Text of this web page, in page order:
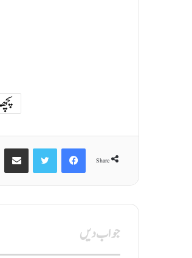
Share
Facebook
Twitter
جواب دیں